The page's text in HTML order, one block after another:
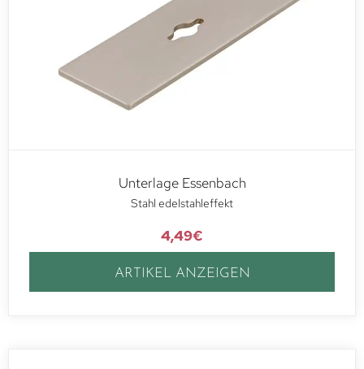
Unterlage Essenbach
Stahl edelstahleffekt
4,49€
ARTIKEL ANZEIGEN